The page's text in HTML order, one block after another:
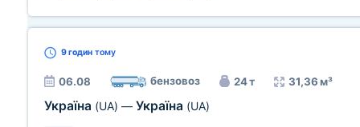
9 годин тому
06.08 бензовоз 24 т 31,36 м³
Україна (UA) — Україна (UA)